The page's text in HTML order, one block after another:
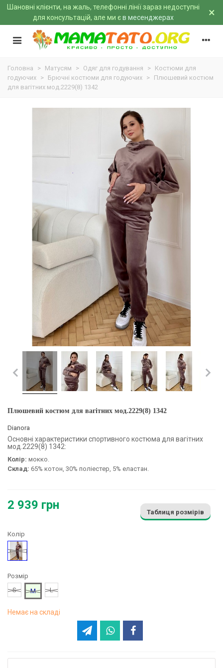
Шановні клієнти, на жаль, телефонні лінії зараз недоступні
для консультацій, але ми єв месенджерах ×
Головна > Матусям > Одяг для годування > Костюми для
годуючих > Брючні костюми для годуючих > Плюшевий костюм
для вагітних мод.2229(8) 1342
Плюшевий костюм для вагітних мод.2229(8) 1342
Dianora
Основні характеристики спортивного костюма для вагітних
мод.2229(8) 1342:
Колір: мокко.
Склад: 65% котон, 30% поліестер, 5% еластан.
2 939 грн
Таблиця розмірів
Колір
Коричневий
Розмір
S
M L
Немає на складі